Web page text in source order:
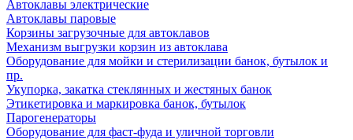
Автоклавы электрические
Автоклавы паровые
Корзины загрузочные для автоклавов
Механизм выгрузки корзин из автоклава
Оборудование для мойки и стерилизации банок, бутылок и
пр.
Укупорка, закатка стеклянных и жестяных банок
Этикетировка и маркировка банок, бутылок
Парогенераторы
Оборудование для фаст-фуда и уличной торговли